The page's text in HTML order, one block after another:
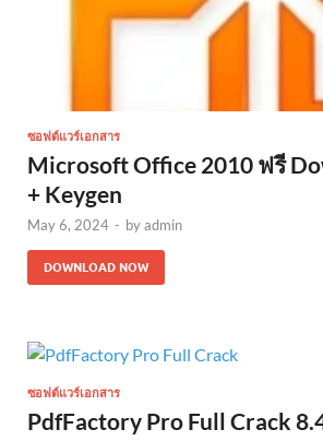
ซอฟต์แวร์เอกสาร
Microsoft Office 2010 ฟรี
+ Keygen
May 6, 2024 - byadmin
DOWNLOAD NOW
ซอฟต์แวร์เอกสาร
PdfFactory Pro Full Crack